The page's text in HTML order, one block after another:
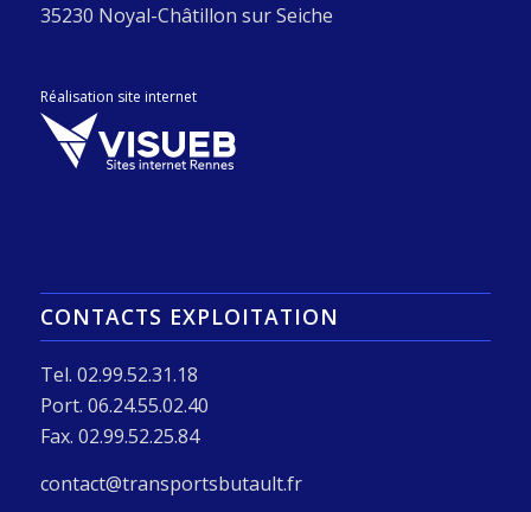
35230 Noyal-Châtillon sur Seiche
Réalisation site internet
CONTACTS EXPLOITATION
Tel. 02.99.52.31.18
Port. 06.24.55.02.40
Fax. 02.99.52.25.84
contact@transportsbutault.fr